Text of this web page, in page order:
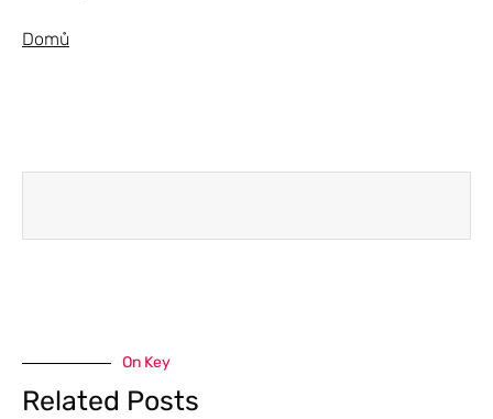
Domů
On Key
Related Posts